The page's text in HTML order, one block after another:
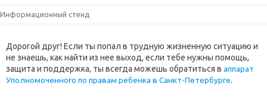
Информационный стенд
Дорогой друг! Если ты попал в трудную жизненную ситуацию и
не знаешь, как найти из нее выход, если тебе нужны помощь,
защита и поддержка, ты всегда можешь обратиться в аппарат
Уполномоченного по правам ребенка в Санкт-Петербурге.